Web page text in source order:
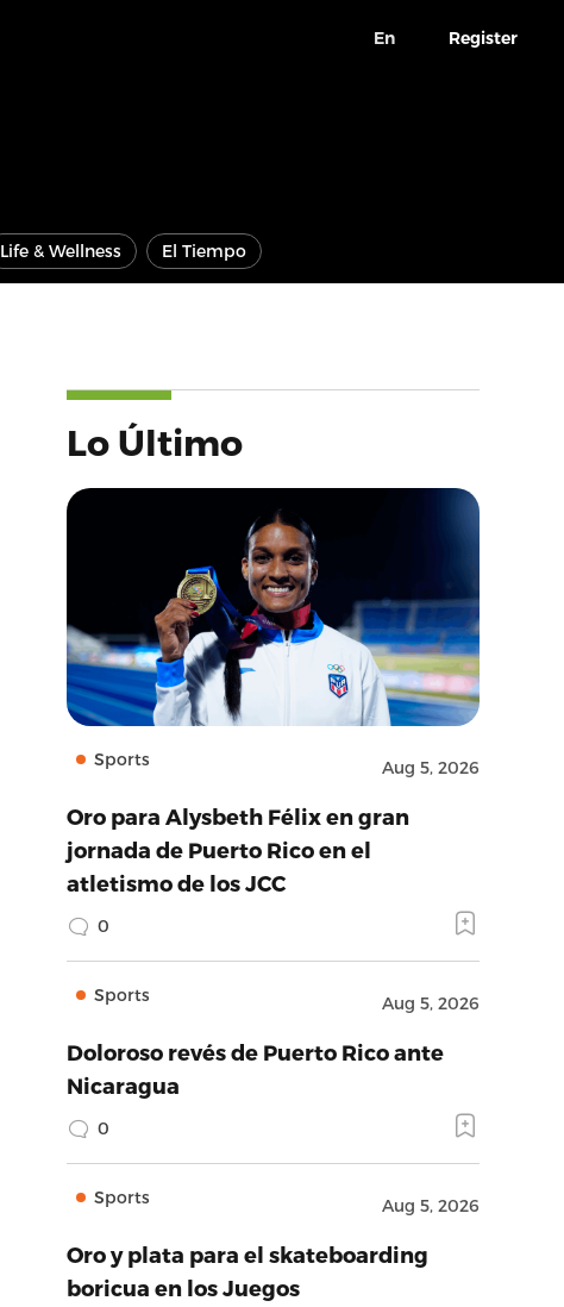
En Register
Life & Wellness El Tiempo
Lo Último
Sports Aug 5, 2026
Oro para Alysbeth Félix en gran
jornada de Puerto Rico en el
atletismo de los JCC
0
Sports Aug 5, 2026
Doloroso revés de Puerto Rico ante
Nicaragua
0
Sports Aug 5, 2026
Oro y plata para el skateboarding
boricua en los Juegos